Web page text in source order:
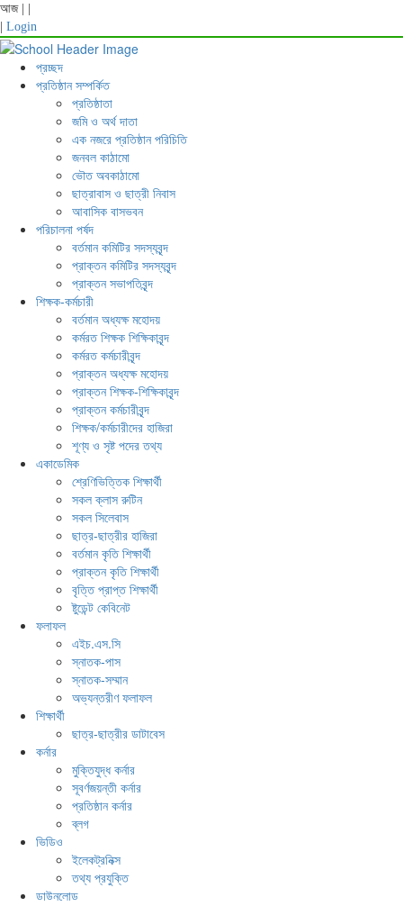
আজ
Login
প্রচ্ছদ
প্রতিষ্ঠান সম্পর্কিত
প্রতিষ্ঠাতা
জমি ও অর্থ দাতা
এক নজরে প্রতিষ্ঠান পরিচিতি
জনবল কাঠামো
ভৌত অবকাঠামো
ছাত্রাবাস ও ছাত্রী নিবাস
আবাসিক বাসভবন
পরিচালনা পর্ষদ
বর্তমান কমিটির সদস্যবৃন্দ
প্রাক্তন কমিটির সদস্যবৃন্দ
প্রাক্তন সভাপতিবৃন্দ
শিক্ষক-কর্মচারী
বর্তমান অধ্যক্ষ মহোদয়
কর্মরত শিক্ষক শিক্ষিকাবৃন্দ
কর্মরত কর্মচারীবৃন্দ
প্রাক্তন অধ্যক্ষ মহোদয়
প্রাক্তন শিক্ষক-শিক্ষিকাবৃন্দ
প্রাক্তন কর্মচারীবৃন্দ
শিক্ষক/কর্মচারীদের হাজিরা
শূণ্য ও সৃষ্ট পদের তথ্য
একাডেমিক
শ্রেণিভিত্তিক শিক্ষার্থী
সকল ক্লাস রুটিন
সকল সিলেবাস
ছাত্র-ছাত্রীর হাজিরা
বর্তমান কৃতি শিক্ষার্থী
প্রাক্তন কৃতি শিক্ষার্থী
বৃত্তি প্রাপ্ত শিক্ষার্থী
ষ্টুডেন্ট কেবিনেট
ফলাফল
এইচ.এস.সি
স্নাতক-পাস
স্নাতক-সম্মান
অভ্যন্তরীণ ফলাফল
শিক্ষার্থী
ছাত্র-ছাত্রীর ডাটাবেস
কর্নার
মুক্তিযুদ্ধ কর্নার
সূবর্ণজয়ন্তী কর্নার
প্রতিষ্ঠান কর্নার
ব্লগ
ভিডিও
ইলেকট্রনিক্স
তথ্য প্রযুক্তি
ডাউনলোড